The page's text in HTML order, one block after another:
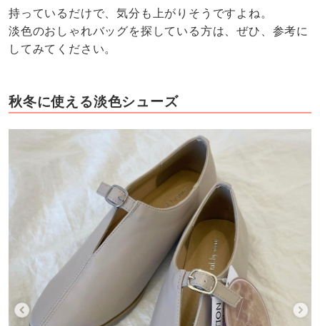
持っているだけで、気分も上がりそうですよね。
淡色のおしゃれバッグを探している方は、ぜひ、参考に
してみてください。
秋冬に使える淡色シューズ